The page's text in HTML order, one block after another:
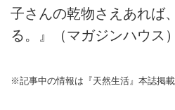
子さんの乾物さえあれば
る。』（マガジンハウス
※記事中の情報は『天然生活』本誌掲